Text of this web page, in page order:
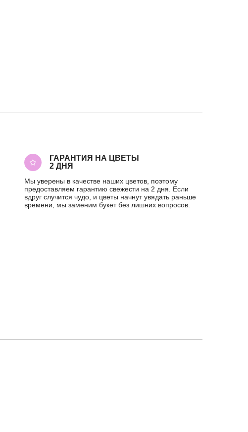
ГАРАНТИЯ НА ЦВЕТЫ
2 ДНЯ
Мы уверены в качестве наших цветов, поэтому
предоставляем гарантию свежести на 2 дня. Если
вдруг случится чудо, и цветы начнут увядать раньше
времени, мы заменим букет без лишних вопросов.